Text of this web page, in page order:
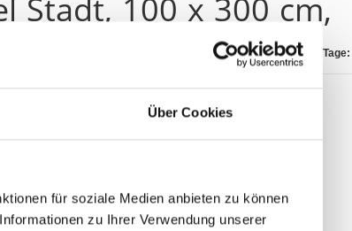
Über Cookies
für soziale Medien anbieten zu können
zu Ihrer Verwendung unserer
Stadt, 100 x 300 cm,
Lieferzeit Tage:
CHF